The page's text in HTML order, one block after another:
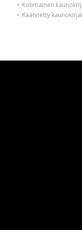
Kotimainen
Käännetty